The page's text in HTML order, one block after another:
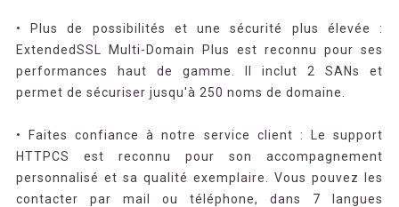
• Plus de possibilités et une sécurité plus élevée :
ExtendedSSL Multi-Domain Plus est reconnu pour ses
performances haut de gamme. Il inclut 2 SANs et
permet de sécuriser jusqu'à 250 noms de domaine.
• Faites confiance à notre service client : Le support
HTTPCS est reconnu pour son accompagnement
personnalisé et sa qualité exemplaire. Vous pouvez les
contacter par mail ou téléphone, dans 7 langues